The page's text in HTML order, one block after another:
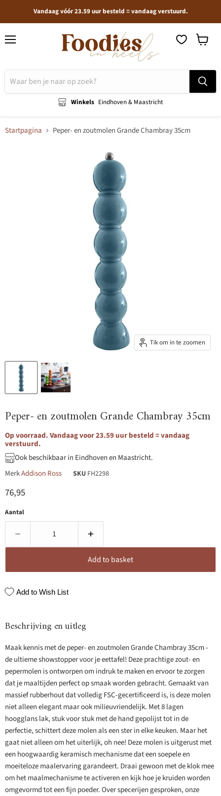
Vandaag vóór 23.59 uur besteld = vandaag verstuurd.
Winkels Eindhoven & Maastricht
Startpagina Peper- en zoutmolen Grande Chambray 35cm
Tik om in te zoomen
Peper- en zoutmolen Grande Chambray 35cm
Op voorraad. Vandaag voor 23.59 uur besteld = vandaag
verstuurd.
Ook beschikbaar in Eindhoven en Maastricht.
MerkAddison Ross SKU FH2298
Huidige prijs
76,95
Aantal
Add to basket
Add to Wish List
Beschrijving en uitleg
Maak kennis met de peper- en zoutmolen Grande Chambray 35cm -
de ultieme showstopper voor je eettafel! Deze prachtige zout- en
pepermolen is ontworpen om indruk te maken en ervoor te zorgen
dat je maaltijden perfect op smaak worden gebracht. Gemaakt van
massief rubberhout dat volledig FSC-gecertificeerd is, is deze molen
niet alleen elegant maar ook milieuvriendelijk. Met 8 lagen
hoogglans lak, stuk voor stuk met de hand gepolijst tot in de
perfectie, schittert deze molen als een ster in elke keuken. Maar het
gaat niet alleen om het uiterlijk, oh nee! Deze molen is uitgerust met
een hoogwaardig keramisch mechanisme dat een soepele en
moeiteloze maalervaring garandeert. Draai gewoon met de klok mee
om het maalmechanisme te activeren en kijk hoe je kruiden worden
omgevormd tot een fijn poeder. Over specerijen gesproken, onze